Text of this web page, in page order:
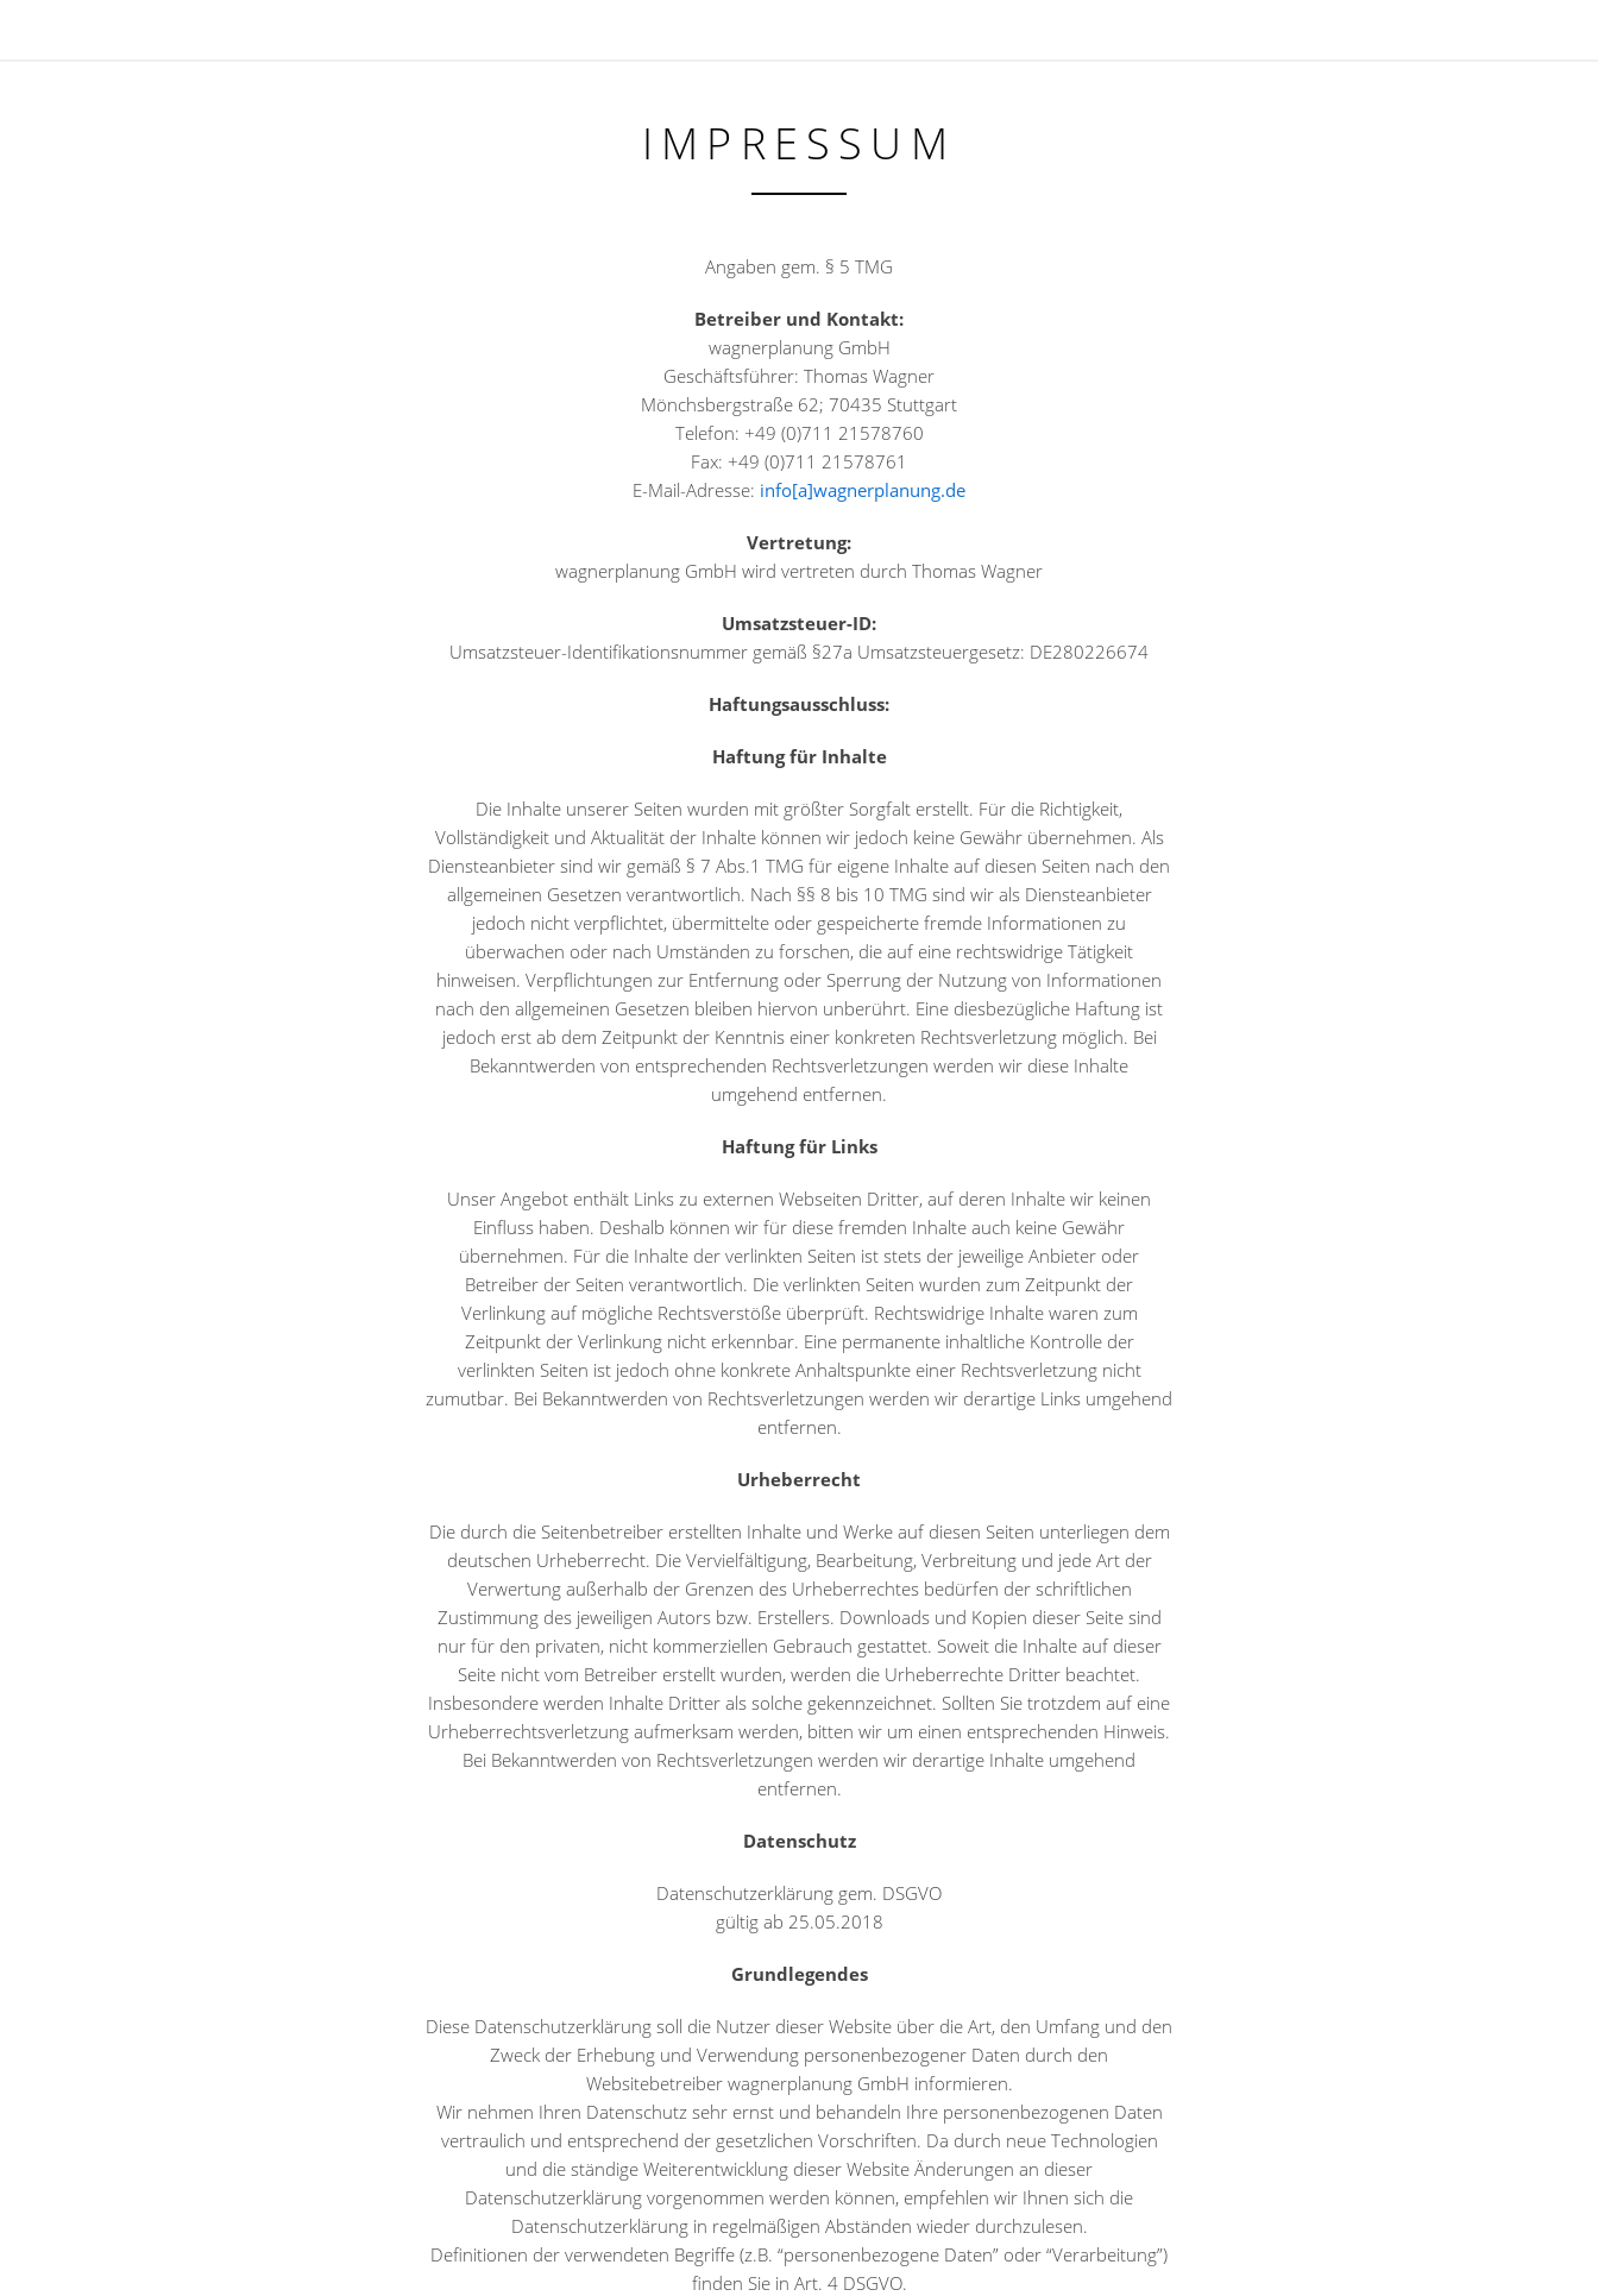
IMPRESSUM
Angaben gem. § 5 TMG
Betreiber und Kontakt:
wagnerplanung GmbH
Geschäftsführer: Thomas Wagner
Mönchsbergstraße 62; 70435 Stuttgart
Telefon: +49 (0)711 21578760
Fax: +49 (0)711 21578761
E-Mail-Adresse: info[a]wagnerplanung.de
Vertretung:
wagnerplanung GmbH wird vertreten durch Thomas Wagner
Umsatzsteuer-ID:
Umsatzsteuer-Identifikationsnummer gemäß §27a Umsatzsteuergesetz: DE280226674
Haftungsausschluss:
Haftung für Inhalte
Die Inhalte unserer Seiten wurden mit größter Sorgfalt erstellt. Für die Richtigkeit,
Vollständigkeit und Aktualität der Inhalte können wir jedoch keine Gewähr übernehmen. Als
Diensteanbieter sind wir gemäß § 7 Abs.1 TMG für eigene Inhalte auf diesen Seiten nach den
allgemeinen Gesetzen verantwortlich. Nach §§ 8 bis 10 TMG sind wir als Diensteanbieter
jedoch nicht verpflichtet, übermittelte oder gespeicherte fremde Informationen zu
überwachen oder nach Umständen zu forschen, die auf eine rechtswidrige Tätigkeit
hinweisen. Verpflichtungen zur Entfernung oder Sperrung der Nutzung von Informationen
nach den allgemeinen Gesetzen bleiben hiervon unberührt. Eine diesbezügliche Haftung ist
jedoch erst ab dem Zeitpunkt der Kenntnis einer konkreten Rechtsverletzung möglich. Bei
Bekanntwerden von entsprechenden Rechtsverletzungen werden wir diese Inhalte
umgehend entfernen.
Haftung für Links
Unser Angebot enthält Links zu externen Webseiten Dritter, auf deren Inhalte wir keinen
Einfluss haben. Deshalb können wir für diese fremden Inhalte auch keine Gewähr
übernehmen. Für die Inhalte der verlinkten Seiten ist stets der jeweilige Anbieter oder
Betreiber der Seiten verantwortlich. Die verlinkten Seiten wurden zum Zeitpunkt der
Verlinkung auf mögliche Rechtsverstöße überprüft. Rechtswidrige Inhalte waren zum
Zeitpunkt der Verlinkung nicht erkennbar. Eine permanente inhaltliche Kontrolle der
verlinkten Seiten ist jedoch ohne konkrete Anhaltspunkte einer Rechtsverletzung nicht
zumutbar. Bei Bekanntwerden von Rechtsverletzungen werden wir derartige Links umgehend
entfernen.
Urheberrecht
Die durch die Seitenbetreiber erstellten Inhalte und Werke auf diesen Seiten unterliegen dem
deutschen Urheberrecht. Die Vervielfältigung, Bearbeitung, Verbreitung und jede Art der
Verwertung außerhalb der Grenzen des Urheberrechtes bedürfen der schriftlichen
Zustimmung des jeweiligen Autors bzw. Erstellers. Downloads und Kopien dieser Seite sind
nur für den privaten, nicht kommerziellen Gebrauch gestattet. Soweit die Inhalte auf dieser
Seite nicht vom Betreiber erstellt wurden, werden die Urheberrechte Dritter beachtet.
Insbesondere werden Inhalte Dritter als solche gekennzeichnet. Sollten Sie trotzdem auf eine
Urheberrechtsverletzung aufmerksam werden, bitten wir um einen entsprechenden Hinweis.
Bei Bekanntwerden von Rechtsverletzungen werden wir derartige Inhalte umgehend
entfernen.
Datenschutz
Datenschutzerklärung gem. DSGVO
gültig ab 25.05.2018
Grundlegendes
Diese Datenschutzerklärung soll die Nutzer dieser Website über die Art, den Umfang und den
Zweck der Erhebung und Verwendung personenbezogener Daten durch den
Websitebetreiber wagnerplanung GmbH informieren.
Wir nehmen Ihren Datenschutz sehr ernst und behandeln Ihre personenbezogenen Daten
vertraulich und entsprechend der gesetzlichen Vorschriften. Da durch neue Technologien
und die ständige Weiterentwicklung dieser Website Änderungen an dieser
Datenschutzerklärung vorgenommen werden können, empfehlen wir Ihnen sich die
Datenschutzerklärung in regelmäßigen Abständen wieder durchzulesen.
Definitionen der verwendeten Begriffe (z.B. “personenbezogene Daten” oder “Verarbeitung”)
finden Sie in Art. 4 DSGVO.